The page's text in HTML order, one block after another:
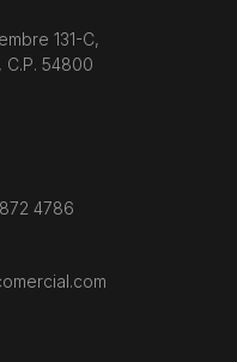
131-C,
C.P. 54800
4786